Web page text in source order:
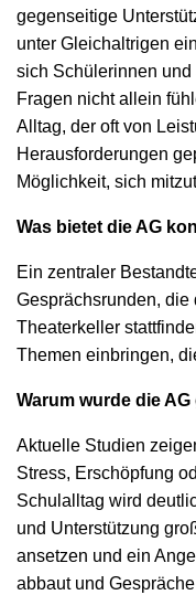
gegenseitige
unter Gleichaltrigen
sich Schülerinnen
Fragen nicht allein
Alltag, der oft von
Herausforderungen
Möglichkeit, sich
Was bietet die AG
Ein zentraler
Gesprächsrunden,
Theaterkeller
Themen einbringen,
Warum wurde die
Aktuelle Studien
Stress, Erschöpfung
Schulalltag wird
und Unterstützung
ansetzen und ein
abbaut und